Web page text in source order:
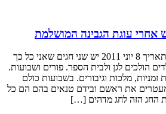
אחרי עוגת הגבינה המושלמת
פורסם לראשונה ב"תפוז" בתאריך 8 יוני 2011 יש שני חגים שאני כל כך
הולכים לגן ולבית הספר. פורים ושבועות.
מלכות וגיבורים. בשבועות כולם
את ראשם ובידם טנאים בהם הם כל
החג הזה לחג מדהים […]